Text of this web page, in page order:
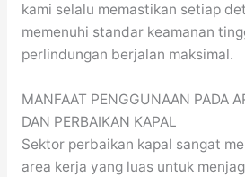
kami selalu memastikan setiap
memenuhi standar keamanan
perlindungan berjalan maksimal.
MANFAAT PENGGUNAAN PADA
DAN PERBAIKAN KAPAL
Sektor perbaikan kapal sangat
area kerja yang luas untuk